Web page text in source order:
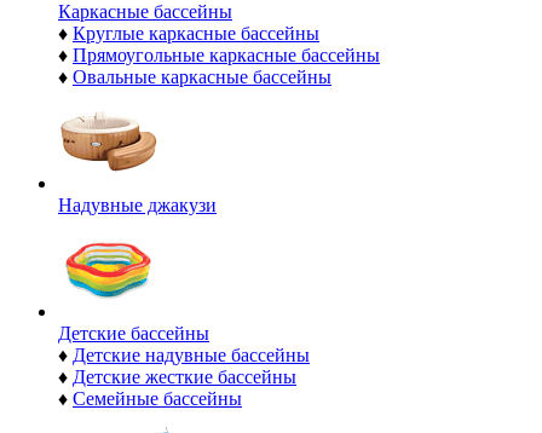
Каркасные бассейны
♦ Круглые каркасные бассейны
♦ Прямоугольные каркасные бассейны
♦ Овальные каркасные бассейны
Надувные джакузи
Детские бассейны
♦ Детские надувные бассейны
♦ Детские жесткие бассейны
♦ Семейные бассейны